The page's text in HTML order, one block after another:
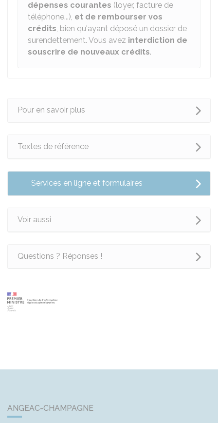
dépenses courantes (loyer, facture de
téléphone...), et de rembourser vos
crédits, bien qu'ayant déposé un dossier de
surendettement. Vous avez interdiction de
souscrire de nouveaux crédits.
Pour en savoir plus
Textes de référence
Services en ligne et formulaires
Voir aussi
Questions ? Réponses !
ANGEAC-CHAMPAGNE